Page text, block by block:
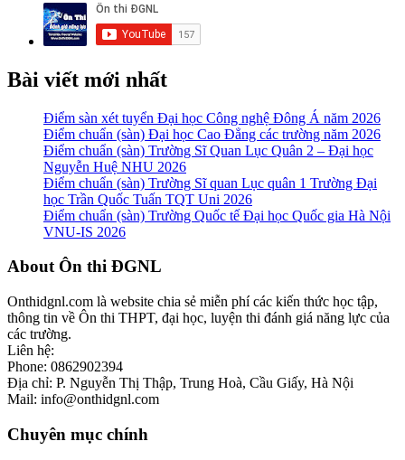
Bài viết mới nhất
Điểm sàn xét tuyển Đại học Công nghệ Đông Á năm 2026
Điểm chuẩn (sàn) Đại học Cao Đẳng các trường năm 2026
Điểm chuẩn (sàn) Trường Sĩ Quan Lục Quân 2 – Đại học
Nguyễn Huệ NHU 2026
Điểm chuẩn (sàn) Trường Sĩ quan Lục quân 1 Trường Đại
học Trần Quốc Tuấn TQT Uni 2026
Điểm chuẩn (sàn) Trường Quốc tế Đại học Quốc gia Hà Nội
VNU-IS 2026
Footer
About Ôn thi ĐGNL
Onthidgnl.com là website chia sẻ miễn phí các kiến thức học tập,
thông tin về Ôn thi THPT, đại học, luyện thi đánh giá năng lực của
các trường.
Liên hệ:
Phone: 0862902394
Địa chỉ: P. Nguyễn Thị Thập, Trung Hoà, Cầu Giấy, Hà Nội
Mail: info@onthidgnl.com
Chuyên mục chính